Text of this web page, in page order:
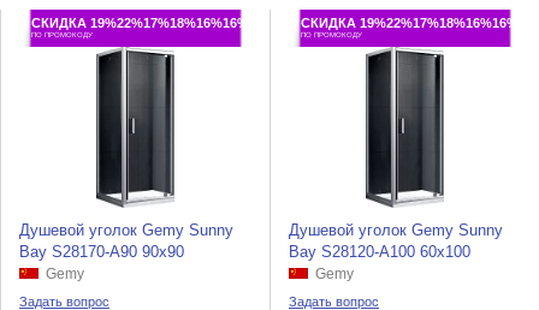
СКИДКА 19%22%17%18%16%16%
ПО ПРОМОКОДУ
Душевой уголок Gemy Sunny
Bay S28170-A90 90x90
Gemy
Задать вопрос
СКИДКА 19%22%17%18%16%16%
ПО ПРОМОКОДУ
Душевой уголок Gemy Sunny
Bay S28120-A100 60x100
Gemy
Задать вопрос